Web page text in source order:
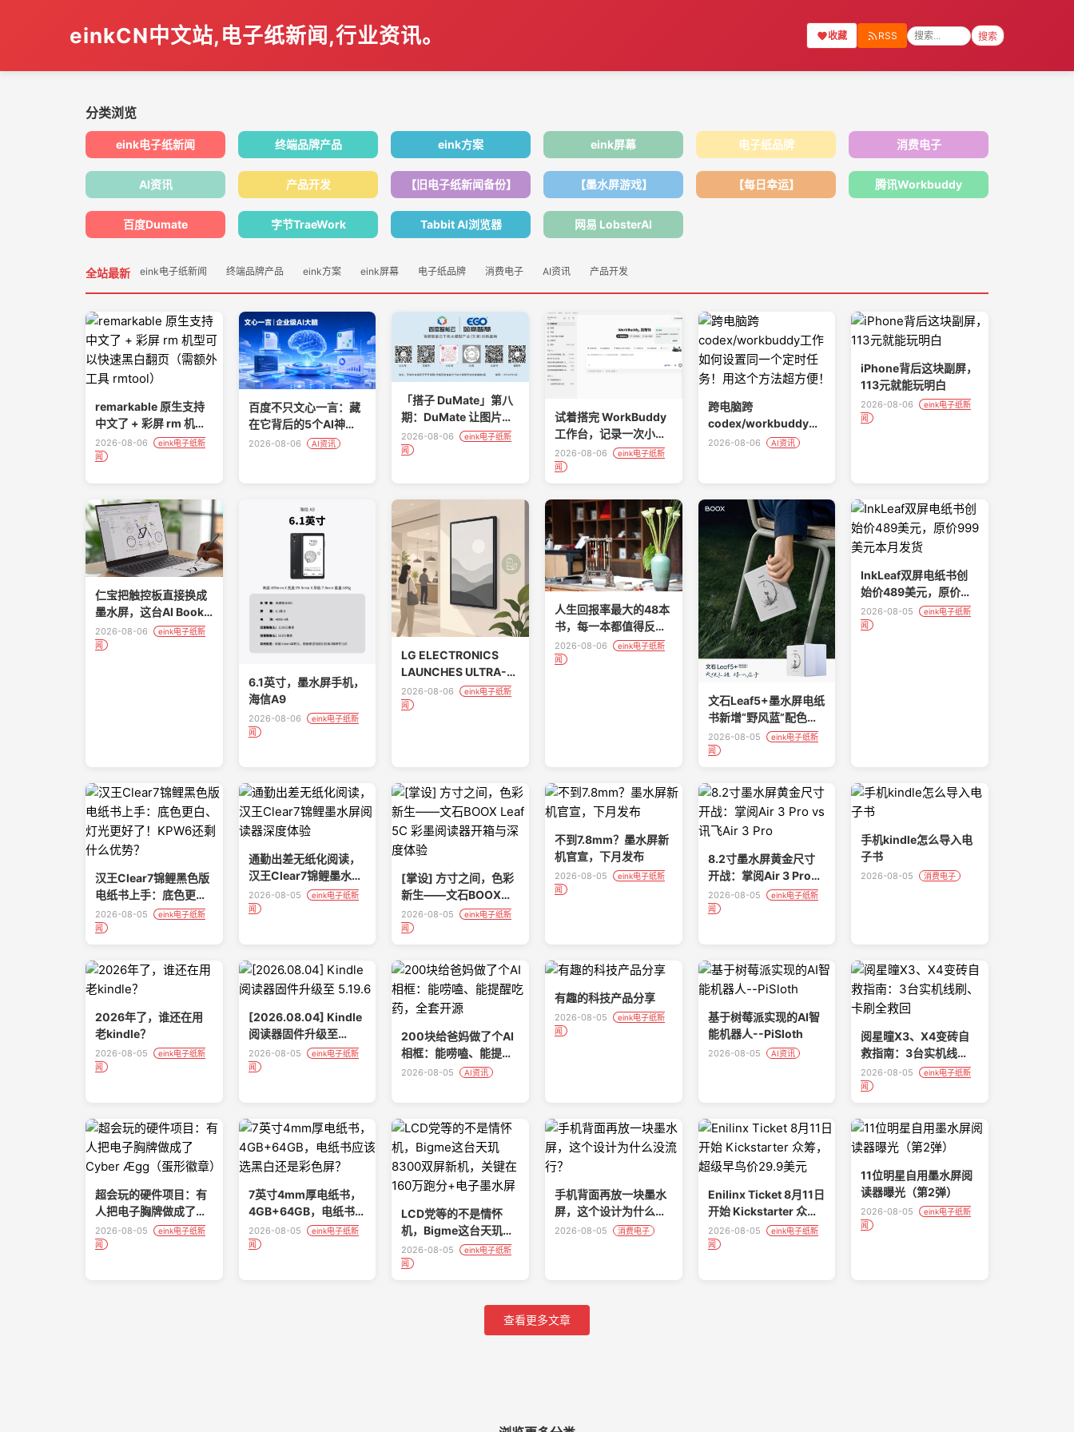
einkCN中文站,电子纸新闻,行业资讯。 收藏 RSS 搜索
分类浏览
eink电子纸新闻 终端品牌产品 eink方案 eink屏幕 电子纸品牌 消费电子
AI资讯 产品开发 【旧电子纸新闻备份】 【墨水屏游戏】 【每日幸运】 腾讯Workbuddy
百度Dumate 字节TraeWork Tabbit AI浏览器 网易 LobsterAI
全站最新 eink电子纸新闻 终端品牌产品 eink方案 eink屏幕 电子纸品牌 消费电子 AI资讯 产品开发
remarkable 原生支持
中文了 + 彩屏 rm 机型
可以快速黑白翻页（需
额外工具 rmtool）
2026-08-06
eink电子纸新
闻
百度不只文心一言：藏
在它背后的5个AI神
器，第3个能替你直播
2026-08-06 AI资讯
「搭子 DuMate」第八
期：DuMate 让图片表
格批量转 Excel 零门槛
2026-08-06
eink电子纸新
闻
试着搭完 WorkBuddy
工作台，记录一次小白
的真实体验
2026-08-06
eink电子纸新
闻
跨电脑跨
codex/workbuddy工
作如何设置同一个定时
2026-08-06 AI资讯
iPhone背后这块副屏，
113元就能玩明白
2026-08-06
eink电子纸新
闻
仁宝把触控板直接换成
墨水屏，这台AI Book
不像笔记本，倒像PC新
物种真香
2026-08-06
eink电子纸新
闻
6.1英寸，墨水屏手机，
海信A9
2026-08-06
eink电子纸新
闻
LG ELECTRONICS
LAUNCHES ULTRA-
LOW-POWER ‘LG E-
PAPER DISPLAY’ FOR
2026-08-06
eink电子纸新
闻
人生回报率最大的48本
书，每一本都值得反复
读（建议收藏）
2026-08-06
eink电子纸新
闻
文石Leaf5+墨水屏电纸
书新增“野风蓝”配色，
零售价1899元 - 今日头
条
2026-08-05
eink电子纸新
闻
InkLeaf双屏电纸书创
始价489美元，原价
999美元本月发货
2026-08-05
eink电子纸新
闻
汉王Clear7锦鲤黑色版
电纸书上手：底色更
白、灯光更好了！
KPW6还剩什么优势？
2026-08-05
eink电子纸新
闻
通勤出差无纸化阅读，
汉王Clear7锦鲤墨水屏
阅读器深度体验
2026-08-05
eink电子纸新
闻
[掌设] 方寸之间，色彩
新生——文石BOOX
Leaf 5C 彩墨阅读器开
箱与深度体验
2026-08-05
eink电子纸新
闻
不到7.8mm？墨水屏新
机官宣，下月发布
2026-08-05
eink电子纸新
闻
8.2寸墨水屏黄金尺寸
开战：掌阅Air 3 Pro
vs 讯飞Air 3 Pro
2026-08-05
eink电子纸新
闻
手机kindle怎么导入电
子书
2026-08-05 消费电子
2026年了，谁还在用
老kindle？
2026-08-05
eink电子纸新
闻
[2026.08.04] Kindle
阅读器固件升级至
5.19.6
2026-08-05
eink电子纸新
闻
200块给爸妈做了个AI
相框：能唠嗑、能提醒
吃药，全套开源
2026-08-05 AI资讯
有趣的科技产品分享
2026-08-05
eink电子纸新
闻
基于树莓派实现的AI智
能机器人--PiSloth
2026-08-05 AI资讯
阅星曈X3、X4变砖自
救指南：3台实机线
刷、卡刷全救回
2026-08-05
eink电子纸新
闻
超会玩的硬件项目：有
人把电子胸牌做成了
Cyber Ægg（蛋形徽
章）
2026-08-05
eink电子纸新
闻
7英寸4mm厚电纸书，
4GB+64GB，电纸书应
该选黑白还是彩色屏？
2026-08-05
eink电子纸新
闻
LCD党等的不是情怀
机，Bigme这台天玑
8300双屏新机，关键
在160万跑分+电子墨
2026-08-05
eink电子纸新
闻
手机背面再放一块墨水
屏，这个设计为什么没
流行？
2026-08-05 消费电子
Enilinx Ticket 8月11日
开始 Kickstarter 众
筹，超级早鸟价29.9美
元
2026-08-05
eink电子纸新
闻
11位明星自用墨水屏阅
读器曝光（第2弹）
2026-08-05
eink电子纸新
闻
查看更多文章